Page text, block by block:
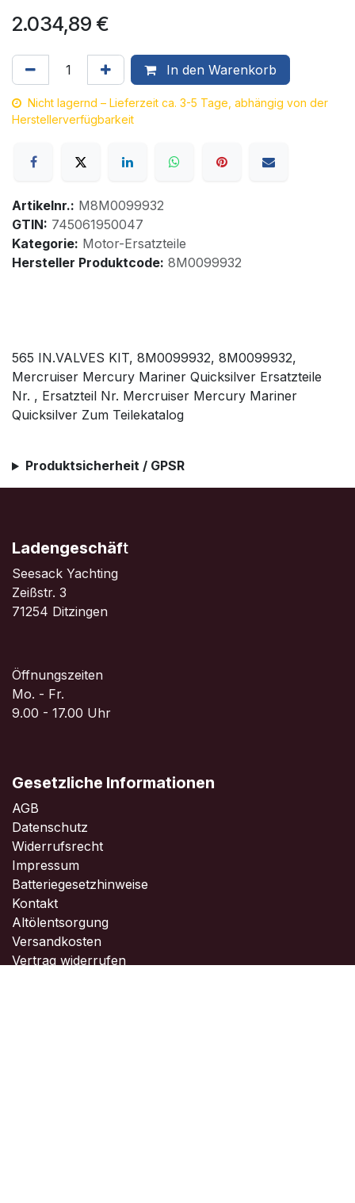
2.034,89 €
In den Warenkorb
Nicht lagernd – Lieferzeit ca. 3-5 Tage, abhängig von der
Herstellerverfügbarkeit
Artikelnr.: M8M0099932
GTIN: 745061950047
Kategorie: Motor-Ersatzteile
Hersteller Produktcode: 8M0099932
565 IN.VALVES KIT, 8M0099932, 8M0099932,
Mercruiser Mercury Mariner Quicksilver Ersatzteile
Nr. , Ersatzteil Nr. Mercruiser Mercury Mariner
Quicksilver Zum Teilekatalog
Produktsicherheit / GPSR
Ladengeschäft
Seesack Yachting
Zeißstr. 3
71254 Ditzingen
Öffnungszeiten
Mo. - Fr.
9.00 - 17.00 Uhr
Gesetzliche Informationen
AGB
Datenschutz
Widerrufsrecht
Impressum
Batteriegesetzhinweise
Kontakt
Altölentsorgung
Versandkosten
Vertrag widerrufen